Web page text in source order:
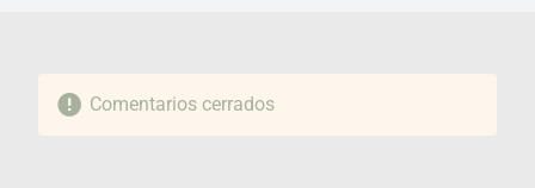
Comentarios cerrados